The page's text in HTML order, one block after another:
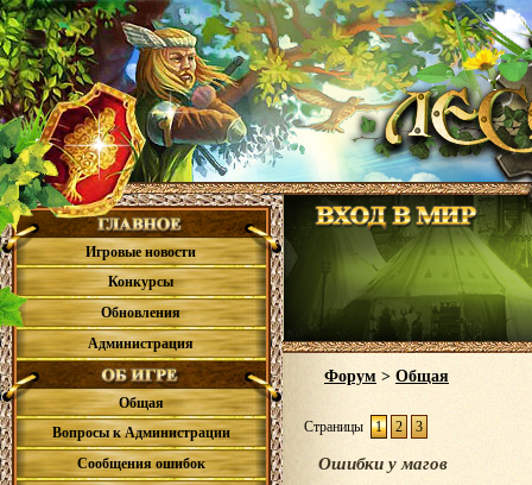
Игровые новости
Конкурсы
Обновления
Администрация
Общая
Вопросы к Администрации
Сообщения ошибок
Форум > Общая
Страницы 1 2 3
Ошибки у магов